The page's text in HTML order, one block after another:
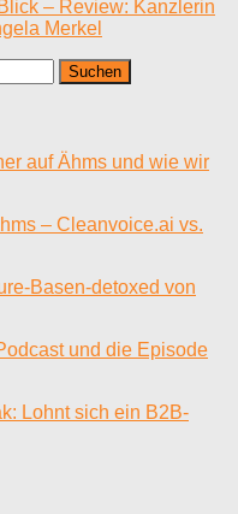
– Review: Kanzlerin
Merkel
auf Ähms und wie wir
– Cleanvoice.ai vs.
Basen-detoxed von
und die Episode
Lohnt sich ein B2B-